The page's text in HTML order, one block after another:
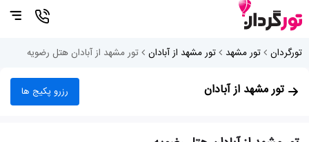
تورگردان تور مشهد تور مشهد از آبادان تور مشهد از آبادان هتل رضویه
تور مشهد از آبادان رزرو پکیج ها